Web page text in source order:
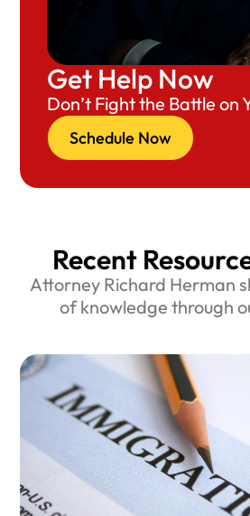
Get Help Now
Don’t Fight the Battle on
Schedule Now
Recent
Attorney Richard Herman
of knowledge through